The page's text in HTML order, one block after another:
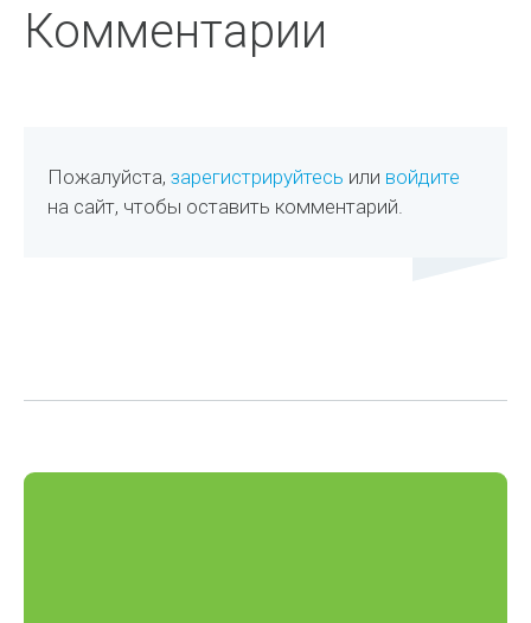
Комментарии
Пожалуйста,зарегистрируйтесь или войдите
на сайт, чтобы оставить комментарий.